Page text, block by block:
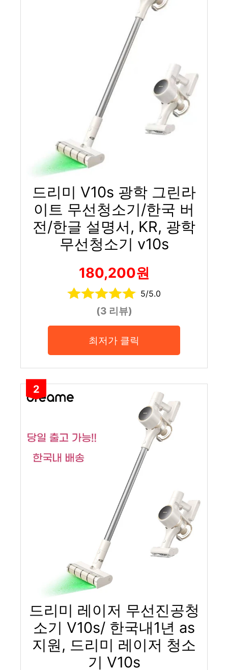
드리미 V10s 광학 그린라
이트 무선청소기/한국 버
전/한글 설명서, KR, 광학
무선청소기 v10s
180,200원
5/5.0
(3 리뷰)
최저가 클릭
2
드리미 레이저 무선진공청
소기 V10s/ 한국내1년 as
지원, 드리미 레이저 청소
기 V10s